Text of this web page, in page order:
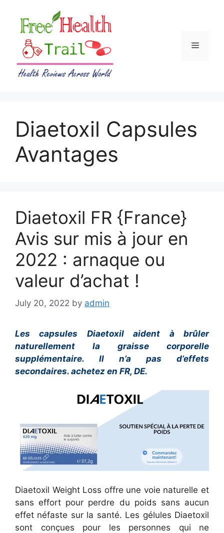
content
Menu
Diaetoxil Capsules
Avantages
Diaetoxil FR {France}
Avis sur mis à jour en
2022 : arnaque ou
valeur d’achat !
July 20, 2022 by admin
Les capsules Diaetoxil aident à brûler
naturellement la graisse corporelle
supplémentaire. Il n’a pas d’effets
secondaires. achetez en FR, DE.
Diaetoxil Weight Loss offre une voie naturelle et
sans effort pour perdre du poids sans aucun
effet néfaste sur la santé. Les gélules Diaetoxil
sont conçues pour les personnes qui ne